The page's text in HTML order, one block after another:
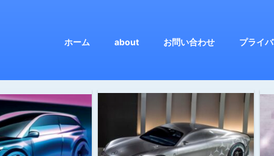
ホーム about お問い合わせ プライ